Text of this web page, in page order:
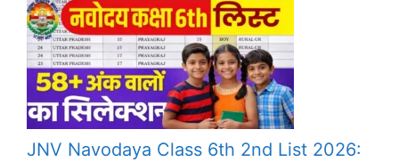
JNV Navodaya Class 6th 2nd List 2026: